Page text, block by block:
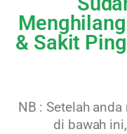
& Sakit
NB : Setelah
di bawah